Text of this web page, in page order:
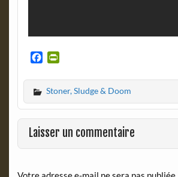
c
e
b
o
o
k
i
n
t
F
r
e
Stoner, Sludge & Doom
Laisser un commentaire